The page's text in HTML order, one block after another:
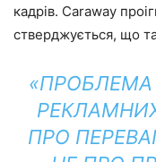
кадрів. Caraway
стверджується, що
ПРО